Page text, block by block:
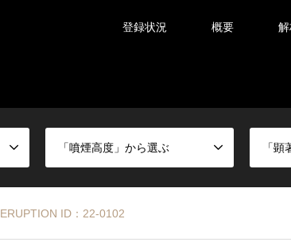
登録状況 概要
「噴煙高度」から選ぶ 「
ERUPTION ID：22-0102